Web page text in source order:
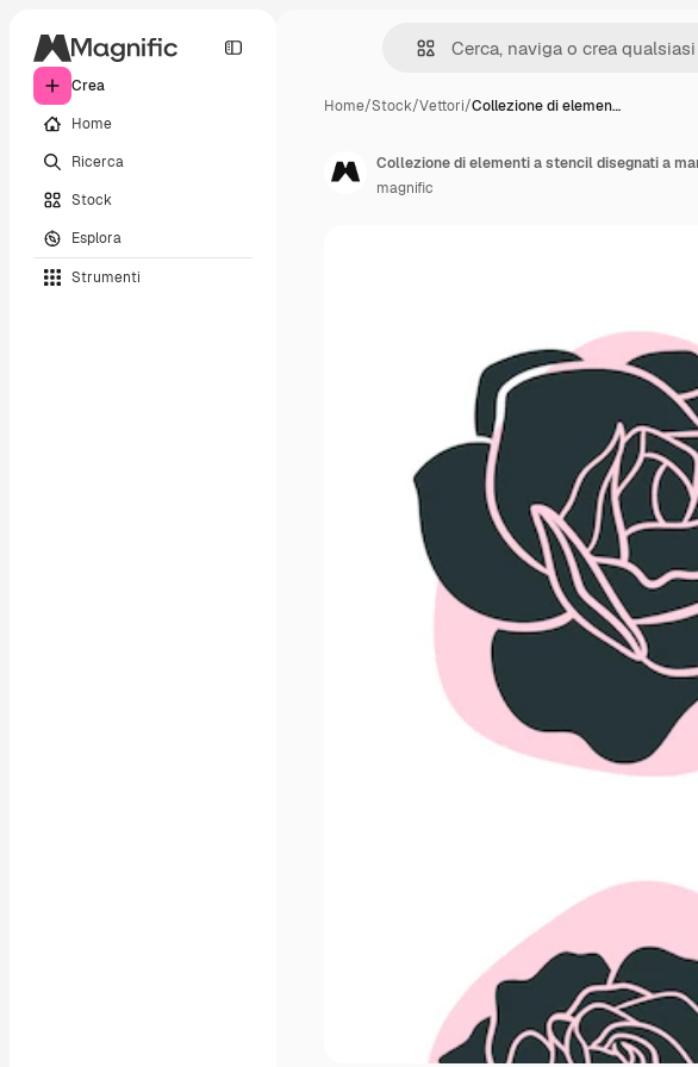
Crea
Home
Ricerca
Stock
Esplora
Strumenti
Home/Stock/Vettori/Collezione di elemen…
Collezione di elementi a stencil disegnati a
magnific